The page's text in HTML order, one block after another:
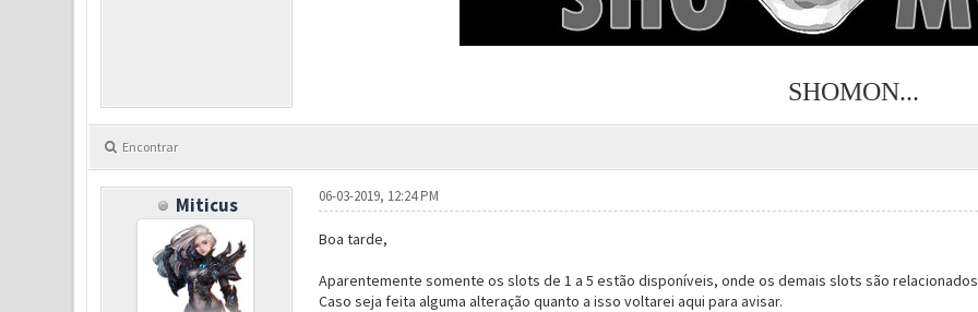
SHOMON...
Encontrar
Miticus 06-03-2019, 12:24 PM
Boa tarde,
Aparentemente somente os slots de 1 a 5 estão disponíveis, onde os demais slots são
Caso seja feita alguma alteração quanto a isso voltarei aqui para avisar.